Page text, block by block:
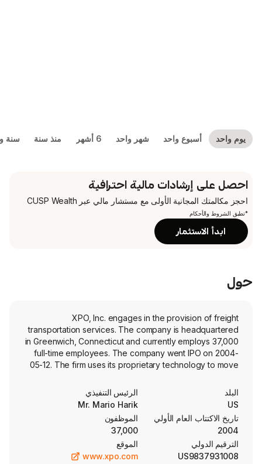
واحد شهر واحد 6 أشهر منذ سنة سنة واحدة 5 سنوات
مالية احترافية
الأولى مع مستشار مالي عبر CUSP Wealth
XPO, Inc. engages in the
transportation services. The company is
in Greenwich, Connecticut and currently
full-time employees. The company went
05-12. The firm uses its proprietary
America and Europe. The company
two segments: North American Less-
(LTL), and European Transportation. The
LTL segment provides shippers with
and day-definite domestic and cross-
the United States (U.S.), as well as Mexico,
the Caribbean. The company also
الأولي
الموظفون
الموقع
www.xpo.com